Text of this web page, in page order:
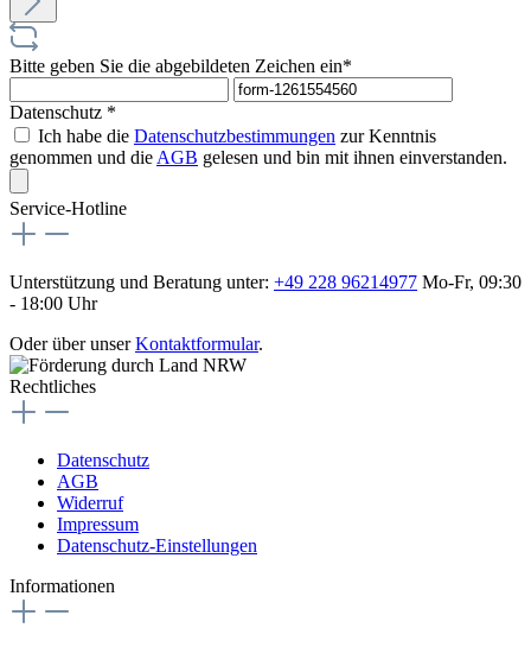
Bitte geben Sie die abgebildeten Zeichen ein*
Datenschutz *
Ich habe die Datenschutzbestimmungen zur Kenntnis
genommen und die AGB gelesen und bin mit ihnen einverstanden.
Service-Hotline
Unterstützung und Beratung unter: +49 228 96214977 Mo-Fr, 09:30
- 18:00 Uhr
Oder über unserKontaktformular.
Rechtliches
Datenschutz
AGB
Widerruf
Impressum
Datenschutz-Einstellungen
Informationen